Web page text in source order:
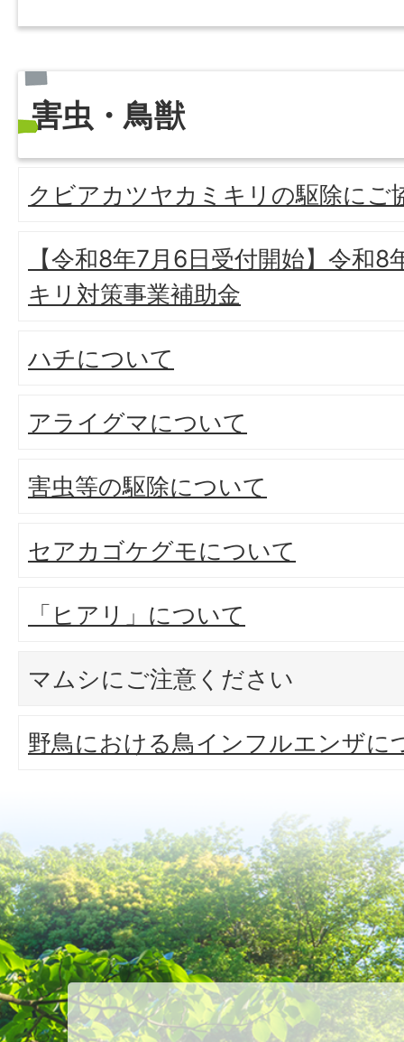
害虫・鳥獣
クビアカツヤカミキリの駆除にご
【令和8年7月6日受付開始】令和
キリ対策事業補助金
ハチについて
アライグマについて
害虫等の駆除について
セアカゴケグモについて
「ヒアリ」について
マムシにご注意ください
野鳥における鳥インフルエンザに